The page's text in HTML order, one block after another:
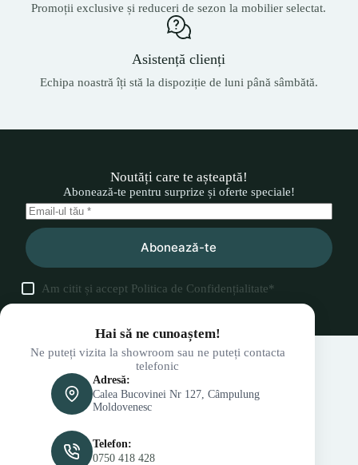
Promoții exclusive și reduceri de sezon la mobilier selectat.
Asistență clienți
Echipa noastră îți stă la dispoziție de luni până sâmbătă.
Noutăți care te așteaptă!
Abonează-te pentru surprize și oferte speciale!
Abonează-te
Am citit și accept Politica de Confidențialitate*
Hai să ne cunoaștem!
Ne puteți vizita la showroom sau ne puteți contacta
telefonic
Adresă:
Calea Bucovinei Nr 127, Câmpulung
Moldovenesc
Telefon:
0750 418 428